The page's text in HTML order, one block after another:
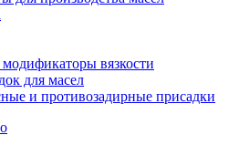
модификаторы вязкости
для масел
и противозадирные присадки